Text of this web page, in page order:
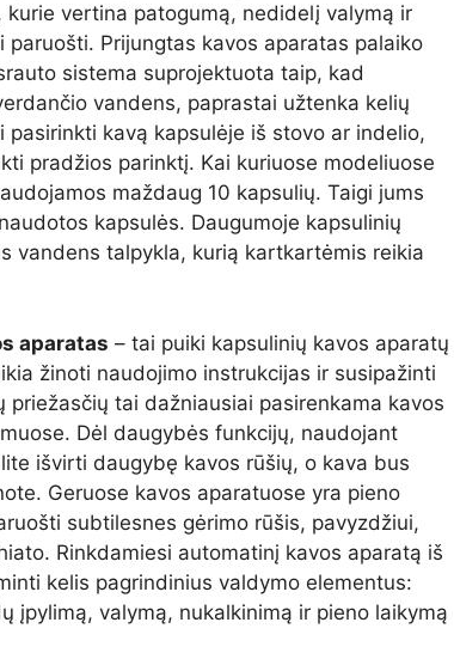
kurie vertina patogumą, nedidelį valymą ir
paruošti. Prijungtas kavos aparatas palaiko
sistema suprojektuota taip, kad
vandens, paprastai užtenka kelių
kavą kapsulėje iš stovo ar indelio,
pradžios parinktį. Kai kuriuose modeliuose
maždaug 10 kapsulių. Taigi jums
kapsulės. Daugumoje kapsulinių
vandens talpykla, kurią kartkartėmis reikia
aparatas – tai puiki kapsulinių kavos aparatų
žinoti naudojimo instrukcijas ir susipažinti
priežasčių tai dažniausiai pasirenkama kavos
Dėl daugybės funkcijų, naudojant
išvirti daugybę kavos rūšių, o kava bus
Geruose kavos aparatuose yra pieno
subtilesnes gėrimo rūšis, pavyzdžiui,
Rinkdamiesi automatinį kavos aparatą iš
kelis pagrindinius valdymo elementus:
įpylimą, valymą, nukalkinimą ir pieno laikymą